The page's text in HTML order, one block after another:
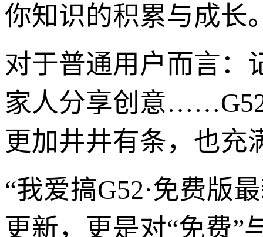
你知识的积累与成长
对于普通用户而言：
家人分享创意
更加井井有条，也充
“我爱搞G52·免费版
更新，更是对“免费”